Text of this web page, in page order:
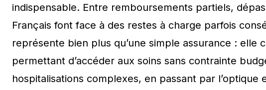
indispensable. Entre remboursements partiels,
Français font face à des restes à charge parfois
représente bien plus qu’une simple assurance :
permettant d’accéder aux soins sans contrainte
hospitalisations complexes, en passant par